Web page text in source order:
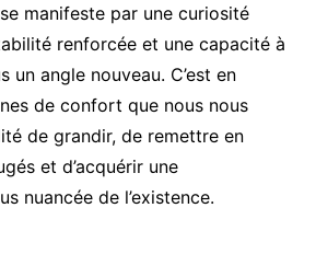
manifeste par une curiosité
renforcée et une capacité à
un angle nouveau. C’est en
de confort que nous nous
de grandir, de remettre en
et d’acquérir une
nuancée de l’existence.